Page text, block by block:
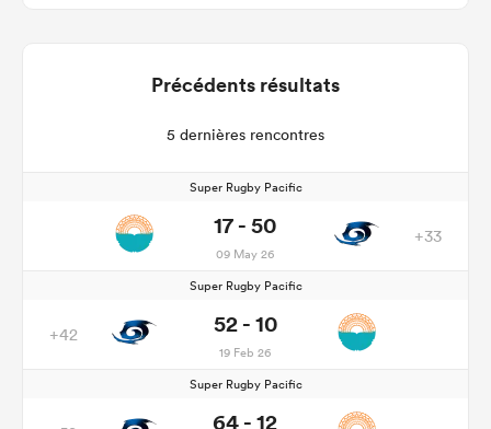
Précédents résultats
5 dernières rencontres
Super Rugby Pacific
17 - 50
09 May 26
+33
Super Rugby Pacific
+42 52 - 10
19 Feb 26
Super Rugby Pacific
64 - 12